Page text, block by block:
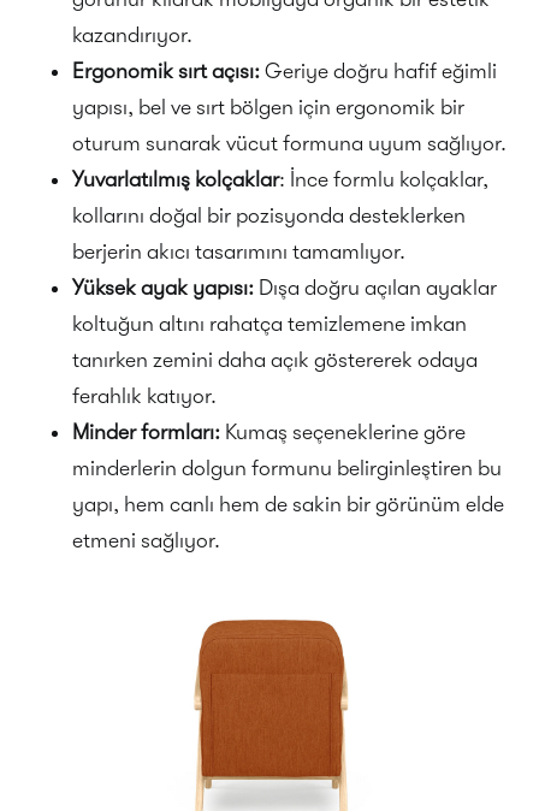
kazandırıyor.
Ergonomik sırt açısı: Geriye doğru hafif eğimli
yapısı, bel ve sırt bölgen için ergonomik bir
oturum sunarak vücut formuna uyum sağlıyor.
Yuvarlatılmış kolçaklar: İnce formlu kolçaklar,
kollarını doğal bir pozisyonda desteklerken
berjerin akıcı tasarımını tamamlıyor.
Yüksek ayak yapısı: Dışa doğru açılan ayaklar
koltuğun altını rahatça temizlemene imkan
tanırken zemini daha açık göstererek odaya
ferahlık katıyor.
Minder formları: Kumaş seçeneklerine göre
minderlerin dolgun formunu belirginleştiren bu
yapı, hem canlı hem de sakin bir görünüm elde
etmeni sağlıyor.